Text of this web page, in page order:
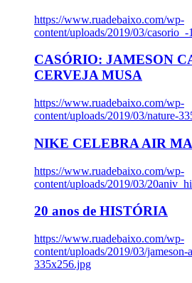
https://www.ruadebaixo.com/wp-
content/uploads/2019/03/
CASÓRIO: JAMESON
CERVEJA MUSA
https://www.ruadebaixo.com/wp-
content/uploads/2019/03/nature-
NIKE CELEBRA AIR
https://www.ruadebaixo.com/wp-
content/uploads/2019/03/
20 anos de HISTÓRIA
https://www.ruadebaixo.com/wp-
content/uploads/2019/03/
335x256.jpg